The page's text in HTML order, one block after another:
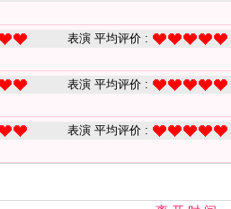
表演 平均评价 :
表演 平均评价 :
表演 平均评价 :